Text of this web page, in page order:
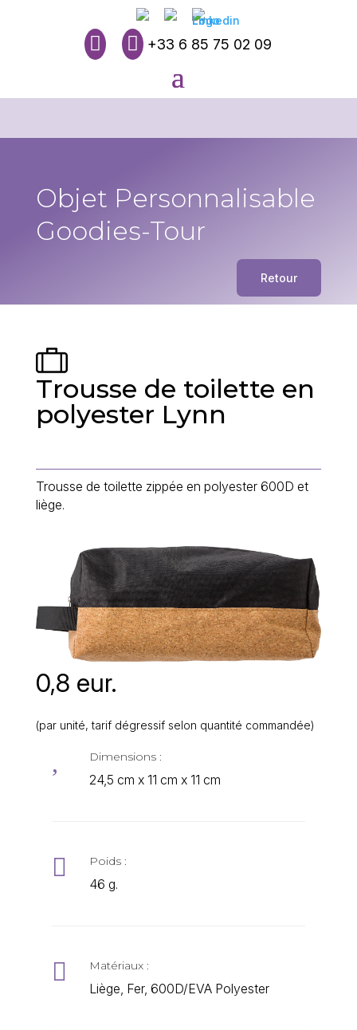
  +33 6 85 75 02 09
Objet Personnalisable
Goodies-Tour
Retour
0,8 eur.
(par unité, tarif dégressif selon quantité commandée)
Trousse de toilette en
polyester Lynn
Trousse de toilette zippée en polyester 600D et
liège.
, Dimensions :
24,5 cm x 11 cm x 11 cm
 Poids :
46 g.
 Matériaux :
Liège, Fer, 600D/EVA Polyester